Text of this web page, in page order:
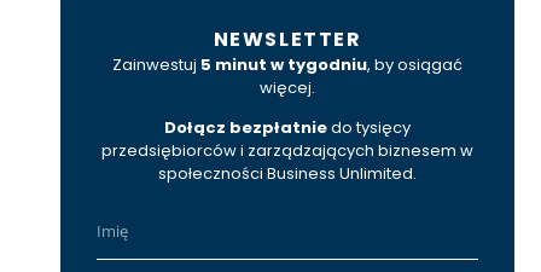
NEWSLETTER
Zainwestuj 5 minut w tygodniu, by osiągać
więcej.
Dołącz bezpłatniedo tysięcy
przedsiębiorców i zarządzających biznesem w
społeczności Business Unlimited.